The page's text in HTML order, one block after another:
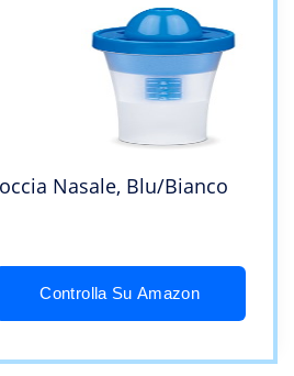
Nasale, Blu/Bianco
Controlla Su Amazon